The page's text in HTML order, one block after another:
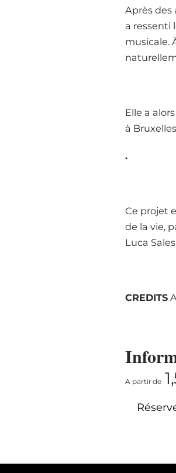
Après des
a ressenti
musicale.
Elle a
à
.
Ce projet
de la vie,
Luca
CREDITS
A partir de